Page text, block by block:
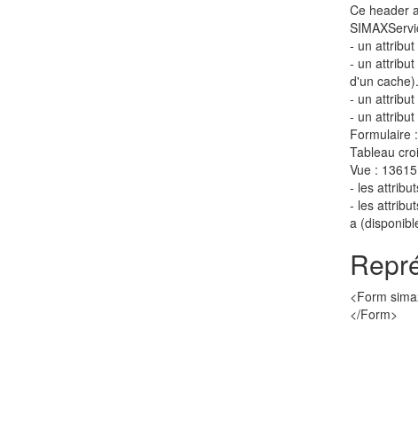
Ce header
- un
- un
d'un cache).
- un
- un attribut
Formulaire
Tableau
Vue : 13615
- les
- les
a
<Form
</Form>